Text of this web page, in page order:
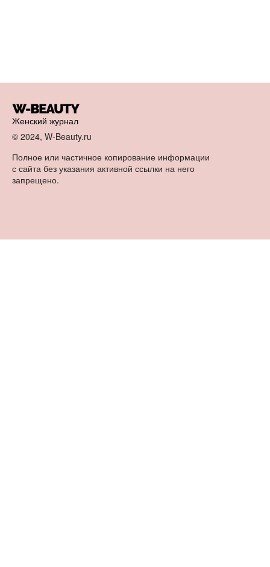
Женский журнал
© 2024, W-Beauty.ru
Полное или частичное копирование информации
с сайта без указания активной ссылки на него
запрещено.